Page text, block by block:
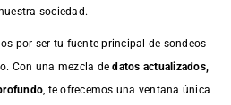
sociedad.
por ser tu fuente principal de sondeos
Con una mezcla dedatos actualizados,
, te ofrecemos una ventana única